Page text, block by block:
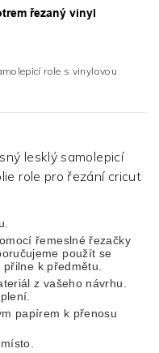
řezaný vinyl
role s vinylovou
lesklý samolepicí
role pro řezání cricut
řemeslné řezačky
použít se
k předmětu.
z vašeho návrhu.
papírem k přenosu